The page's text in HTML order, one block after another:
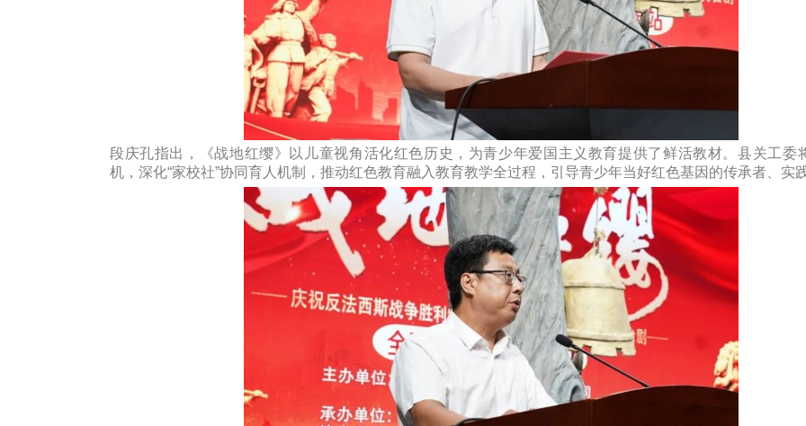
段庆孔指出，《战地红缨》以儿童视角活化红色历史，为青少年爱国主义教育提供了鲜活教材。县关工委
机，深化“家校社”协同育人机制，推动红色教育融入教育教学全过程，引导青少年当好红色基因的传承者、实践